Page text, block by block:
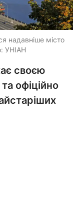
надавніше місто
УНІАН
своєю
офіційно